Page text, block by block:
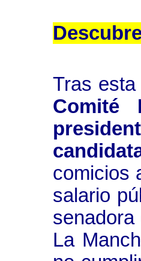
Tras
Comité
comicios
salario
La